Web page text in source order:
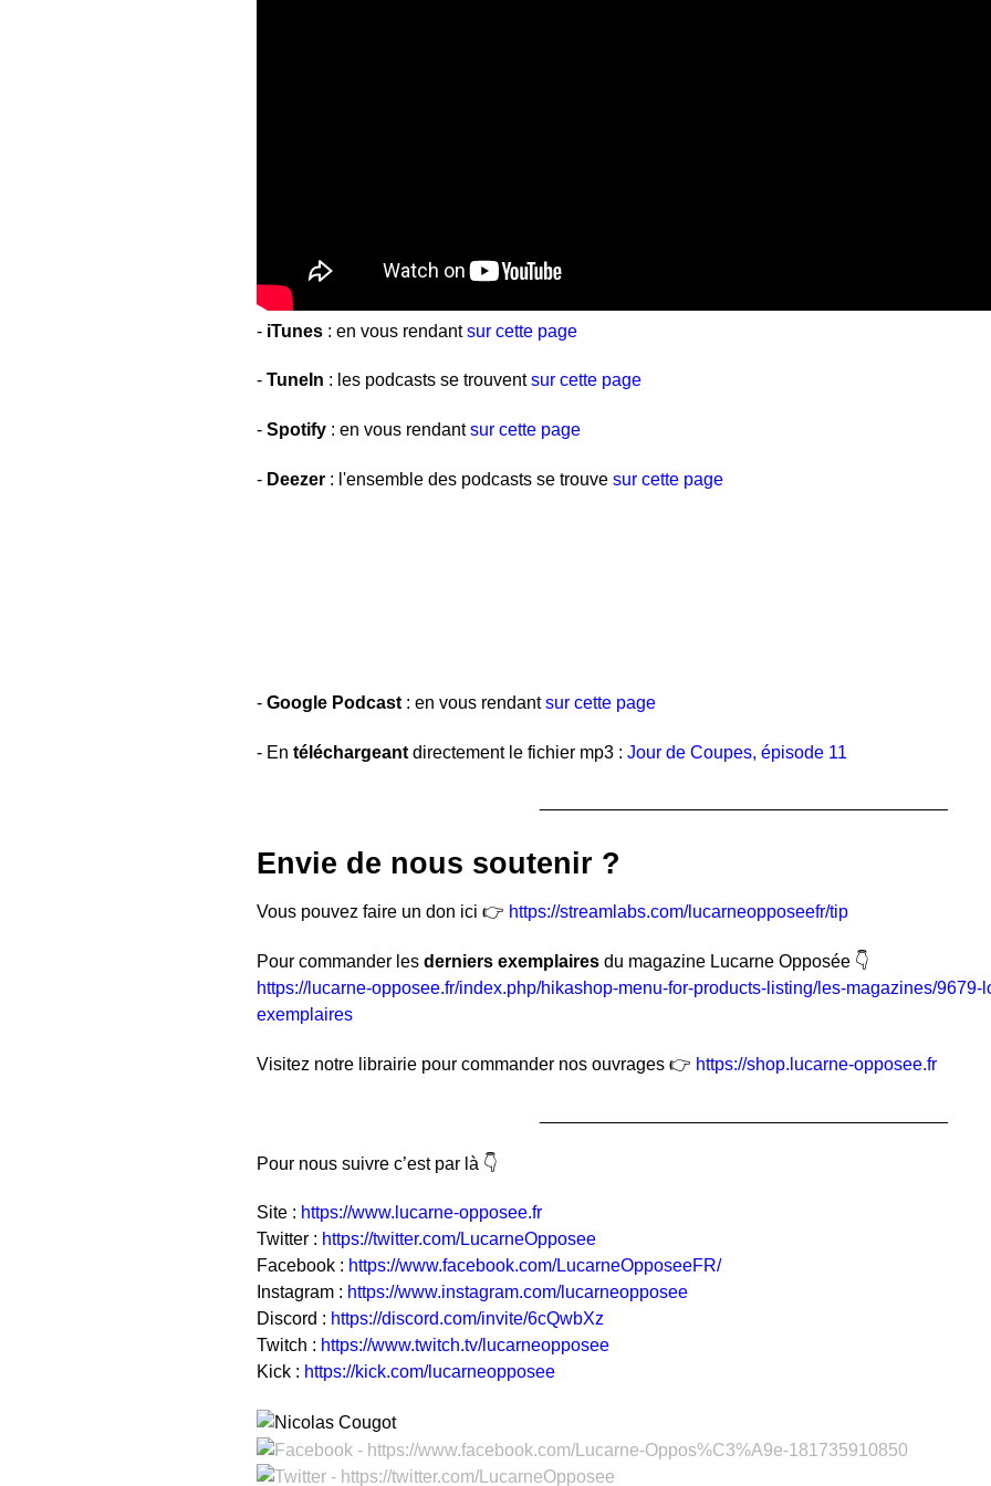
- iTunes: en vous rendantsur cette page
- TuneIn : les podcasts se trouventsur cette page
- Spotify: en vous rendantsur cette page
- Deezer : l'ensemble des podcasts se trouve sur cette page
- Google Podcast: en vous rendantsur cette page
- En téléchargeantdirectement le fichier mp3 : Jour de Coupes, épisode 11
Envie de nous soutenir ?
Vous pouvez faire un don ici 👉 https://streamlabs.com/lucarneopposeefr/tip
Pour commander les derniers exemplairesdu magazine Lucarne Opposée 👇
https://lucarne-opposee.fr/index.php/hikashop-menu-for-products-listing/les-magazines/9679-
exemplaires
Visitez notre librairie pour commander nos ouvrages 👉 https://shop.lucarne-opposee.fr
Pour nous suivre c’est par là 👇
Site : https://www.lucarne-opposee.fr
Twitter : https://twitter.com/LucarneOpposee
Facebook : https://www.facebook.com/LucarneOpposeeFR/
Instagram : https://www.instagram.com/lucarneopposee
Discord : https://discord.com/invite/6cQwbXz
Twitch : https://www.twitch.tv/lucarneopposee
Kick : https://kick.com/lucarneopposee